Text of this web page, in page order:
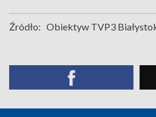
Źródło: Obiektyw TVP3